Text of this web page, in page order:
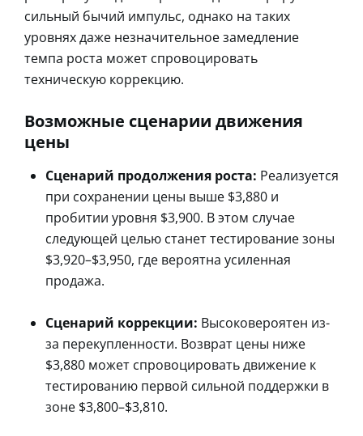
сильный бычий импульс, однако на таких
уровнях даже незначительное замедление
темпа роста может спровоцировать
техническую коррекцию.
Возможные сценарии движения
цены
Сценарий продолжения роста: Реализуется
при сохранении цены выше $3,880 и
пробитии уровня $3,900. В этом случае
следующей целью станет тестирование зоны
$3,920–$3,950, где вероятна усиленная
продажа.
Сценарий коррекции: Высоковероятен из-
за перекупленности. Возврат цены ниже
$3,880 может спровоцировать движение к
тестированию первой сильной поддержки в
зоне $3,800–$3,810.